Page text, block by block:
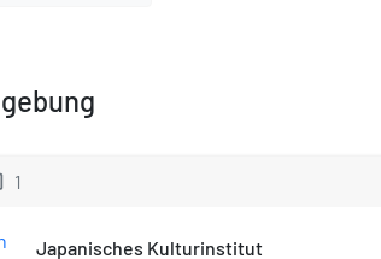
1
Japanisches Kulturinstitut